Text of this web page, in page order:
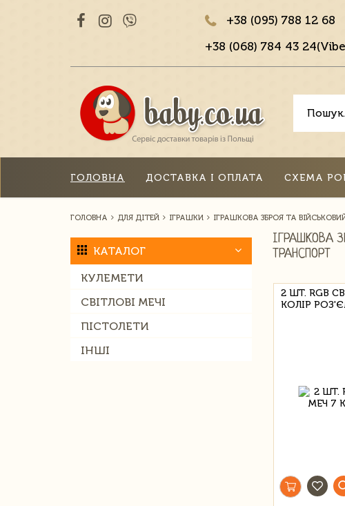
+38 (095) 788 12 68
+38 (068) 784 43
ГОЛОВНА ДОСТАВКА І ОПЛАТА СХЕМА
ГОЛОВНА ДЛЯ ДІТЕЙ ІГРАШКИ ІГРАШКОВА ЗБРОЯ ТА
КАТАЛОГ
КУЛЕМЕТИ
СВІТЛОВІ МЕЧІ
ПІСТОЛЕТИ
ІНШІ
ІГРАШКОВА
ТРАНСПОРТ
2 ШТ. RGB
КОЛІР